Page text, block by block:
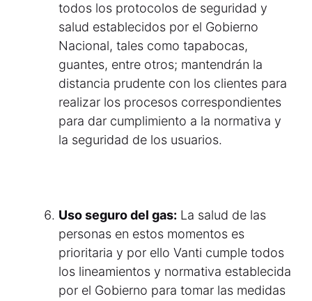
todos los protocolos de seguridad y
salud establecidos por el Gobierno
Nacional, tales como tapabocas,
guantes, entre otros; mantendrán la
distancia prudente con los clientes para
realizar los procesos correspondientes
para dar cumplimiento a la normativa y
la seguridad de los usuarios.
Uso seguro del gas: La salud de las
personas en estos momentos es
prioritaria y por ello Vanti cumple todos
los lineamientos y normativa establecida
por el Gobierno para tomar las medidas